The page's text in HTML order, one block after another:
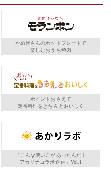
かめ代さんのホットプレートで
楽しむおうち焼肉
ポイントおさえて
定番料理をきちんとおいしく
「こんな使い方があったんだ！
アカリナコラボ企画」Vol.1